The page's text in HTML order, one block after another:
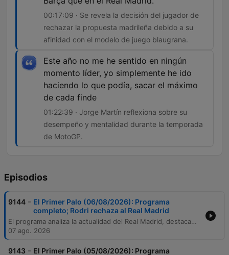
00:17:09 · Se revela la decisión del jugador de
rechazar la propuesta madrileña debido a su
afinidad con el modelo de juego blaugrana.
Este año no me he sentido en ningún
momento líder, yo simplemente he ido
haciendo lo que podía, sacar el máximo
de cada finde
01:22:39 · Jorge Martín reflexiona sobre su
desempeño y mentalidad durante la temporada
de MotoGP.
Episodios
9144 - El Primer Palo (06/08/2026): Programa
completo; Rodri rechaza al Real Madrid
El programa analiza la actualidad del Real Madrid, destacando el importante fichaje de Diomandé y la renovación de Vinicius hasta 2032. También se debate el fracaso en la llegada de Rodri, señalando su preferencia por el estilo de juego del FC Barcelona y los riesgos financieros que supondría su operación. Además, se examina la nueva etapa del Athletic Club bajo el mando de Edin Terzić y las propuestas para la final del Mundial 2030. El episodio concluye con un repaso de noticias internacionales, movimientos en el mercado de fichajes y actualizaciones de MotoGP.
07 ago. 2026
9143 - El Primer Palo (05/08/2026): Programa